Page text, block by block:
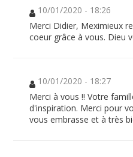
10/01/2020 - 18:26
Merci Didier, Meximieux
coeur grâce à vous. Dieu
10/01/2020 - 18:27
Merci à vous !! Votre
d'inspiration. Merci pour
vous embrasse et à très